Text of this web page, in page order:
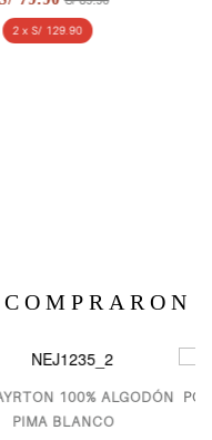
S/ 149.90
POLO AYRTON 100%
PIMA ARENA